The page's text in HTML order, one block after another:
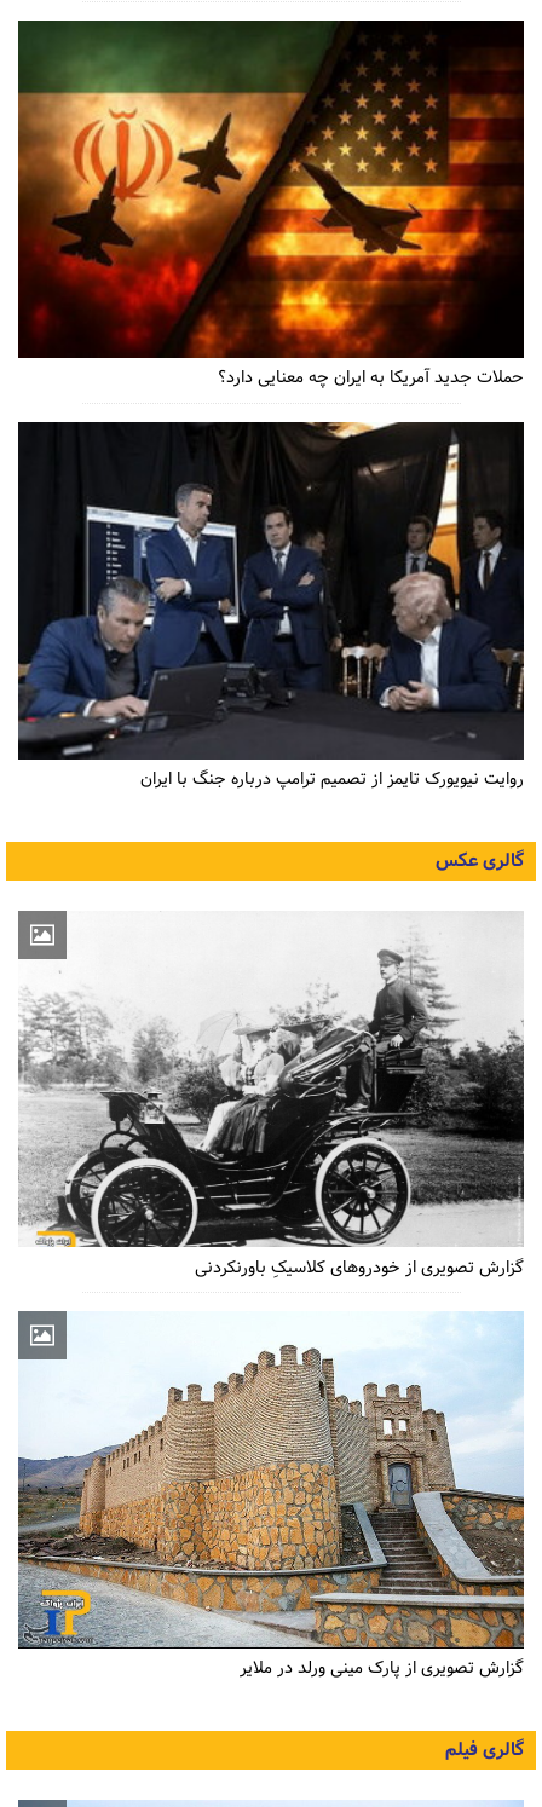
حملات جدید آمریکا به ایران چه معنایی دارد؟
روایت نیویورک تایمز از تصمیم ترامپ درباره جنگ با ایران
گالری عکس
گزارش تصویری از خودروهای کلاسیکِ باورنکردنی
گزارش تصویری از پارک مینی ورلد در ملایر
گالری فیلم